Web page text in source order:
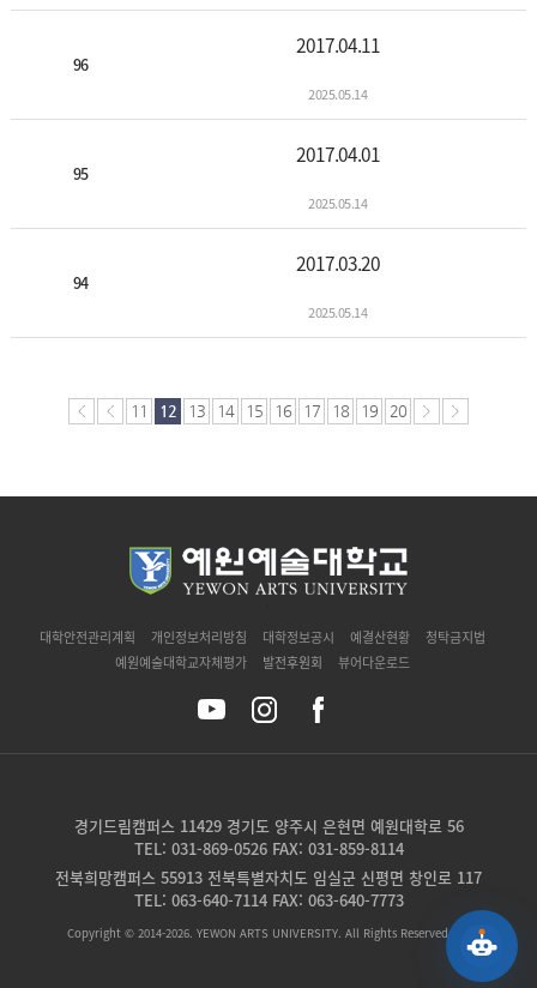
96
2017.04.11
2025.05.14
95
2017.04.01
2025.05.14
94
2017.03.20
2025.05.14
11 12 13 14 15 16 17 18 19 20
대학안전관리계획 개인정보처리방침 대학정보공시 예결산현황
청탁금지법
예원예술대학교자체평가
발전후원회 뷰어다운로드
경기드림캠퍼스 11429 경기도 양주시 은현면 예원대학로 56
TEL: 031-869-0526 FAX: 031-859-8114
전북희망캠퍼스 55913 전북특별자치도 임실군 신평면 창인로 117
TEL: 063-640-7114 FAX: 063-640-7773
Copyright © 2014-2026. YEWON ARTS UNIVERSITY. All Rights Reserved.